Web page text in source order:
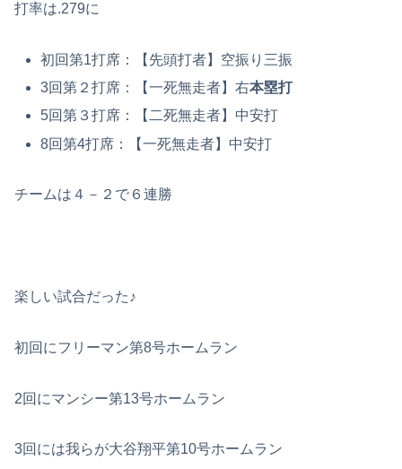
打率は.279に
初回第1打席：【先頭打者】空振り三振
3回第２打席：【一死無走者】右本塁打
5回第３打席：【二死無走者】中安打
8回第4打席：【一死無走者】中安打
チームは４－２で６連勝
楽しい試合だった♪
初回にフリーマン第8号ホームラン
2回にマンシー第13号ホームラン
3回には我らが大谷翔平第10号ホームラン